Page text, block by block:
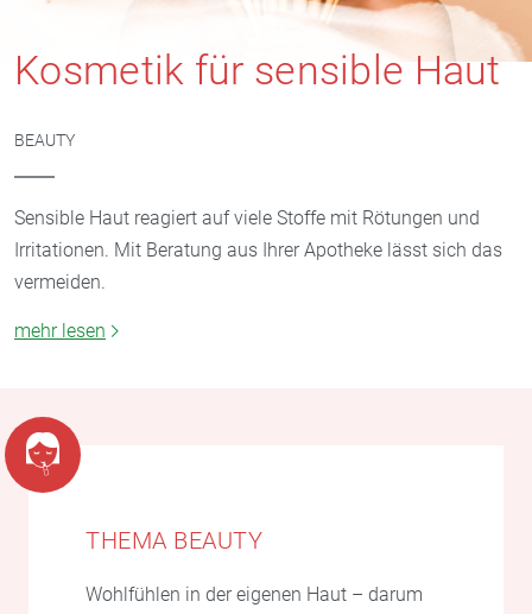
Kosmetik für sensible Haut
BEAUTY
Sensible Haut reagiert auf viele Stoffe mit Rötungen und
Irritationen. Mit Beratung aus Ihrer Apotheke lässt sich das
vermeiden.
mehr lesen
THEMA BEAUTY
Wohlfühlen in der eigenen Haut – darum